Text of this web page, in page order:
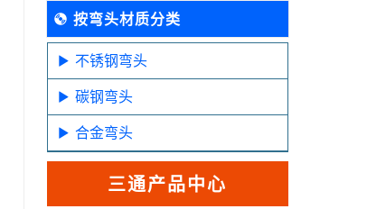
按弯头材质分类
不锈钢弯头
碳钢弯头
合金弯头
三通产品中心